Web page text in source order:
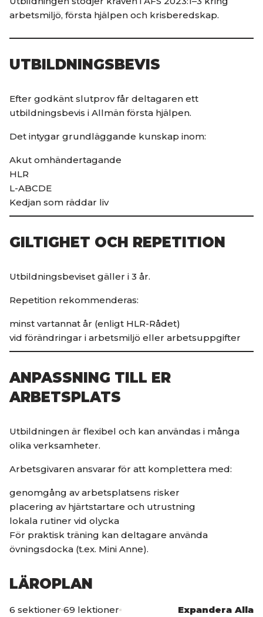
arbetsmiljö, första hjälpen och krisberedskap.
UTBILDNINGSBEVIS
Efter godkänt slutprov får deltagaren ett
utbildningsbevis i Allmän första hjälpen.
Det intygar grundläggande kunskap inom:
Akut omhändertagande
HLR
L-ABCDE
Kedjan som räddar liv
GILTIGHET OCH REPETITION
Utbildningsbeviset gäller i 3 år.
Repetition rekommenderas:
minst vartannat år (enligt HLR-Rådet)
vid förändringar i arbetsmiljö eller arbetsuppgifter
ANPASSNING TILL ER
ARBETSPLATS
Utbildningen är flexibel och kan användas i många
olika verksamheter.
Arbetsgivaren ansvarar för att komplettera med:
genomgång av arbetsplatsens risker
placering av hjärtstartare och utrustning
lokala rutiner vid olycka
För praktisk träning kan deltagare använda
övningsdocka (t.ex. Mini Anne).
LÄROPLAN
6 sektioner 69 lektioner
Expandera Alla